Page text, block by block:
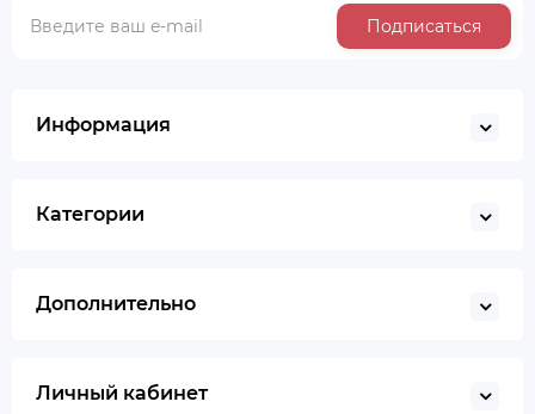
Подписаться
Информация
Категории
Дополнительно
Личный кабинет